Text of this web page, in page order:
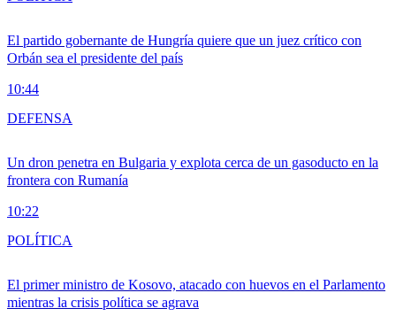
El partido gobernante de Hungría quiere que un juez crítico con
Orbán sea el presidente del país
10:44
Un dron penetra en Bulgaria y explota cerca de un gasoducto en la
frontera con Rumanía
10:22
DEFENSA
El primer ministro de Kosovo, atacado con huevos en el Parlamento
mientras la crisis política se agrava
POLÍTICA